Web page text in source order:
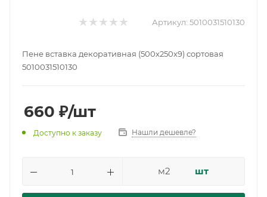
Артикул: 5010031510130
Пене вставка декоративная (500х250х9) сортовая
5010031510130
660 ₽/шт
Доступно к заказу Нашли дешевле?
м2 шт